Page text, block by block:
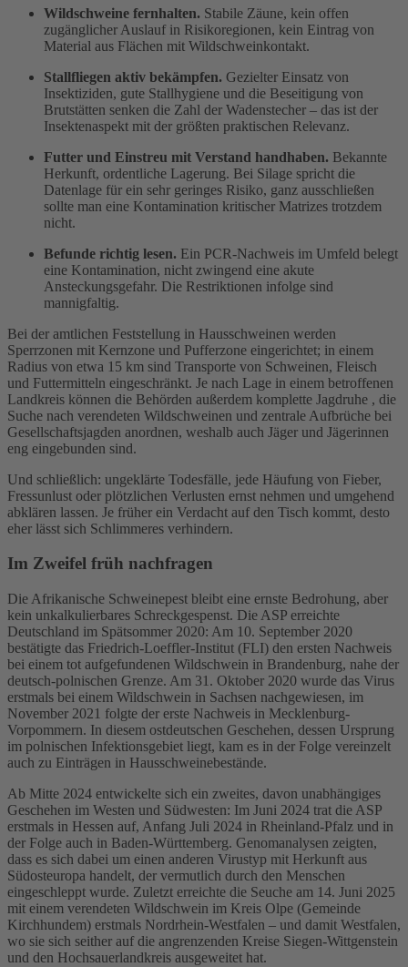
Wildschweine fernhalten. Stabile Zäune, kein offen
zugänglicher Auslauf in Risikoregionen, kein Eintrag von
Material aus Flächen mit Wildschweinkontakt.
Stallfliegen aktiv bekämpfen. Gezielter Einsatz von
Insektiziden, gute Stallhygiene und die Beseitigung von
Brutstätten senken die Zahl der Wadenstecher – das ist der
Insektenaspekt mit der größten praktischen Relevanz.
Futter und Einstreu mit Verstand handhaben. Bekannte
Herkunft, ordentliche Lagerung. Bei Silage spricht die
Datenlage für ein sehr geringes Risiko, ganz ausschließen
sollte man eine Kontamination kritischer Matrizes trotzdem
nicht.
Befunde richtig lesen. Ein PCR-Nachweis im Umfeld belegt
eine Kontamination, nicht zwingend eine akute
Ansteckungsgefahr. Die Restriktionen infolge sind
mannigfaltig.
Bei der amtlichen Feststellung in Hausschweinen werden
Sperrzonen mit Kernzone und Pufferzone eingerichtet; in einem
Radius von etwa 15 km sind Transporte von Schweinen, Fleisch
und Futtermitteln eingeschränkt. Je nach Lage in einem betroffenen
Landkreis können die Behörden außerdem komplette Jagdruhe , die
Suche nach verendeten Wildschweinen und zentrale Aufbrüche bei
Gesellschaftsjagden anordnen, weshalb auch Jäger und Jägerinnen
eng eingebunden sind.
Und schließlich: ungeklärte Todesfälle, jede Häufung von Fieber,
Fressunlust oder plötzlichen Verlusten ernst nehmen und umgehend
abklären lassen. Je früher ein Verdacht auf den Tisch kommt, desto
eher lässt sich Schlimmeres verhindern.
Im Zweifel früh nachfragen
Die Afrikanische Schweinepest bleibt eine ernste Bedrohung, aber
kein unkalkulierbares Schreckgespenst. Die ASP erreichte
Deutschland im Spätsommer 2020: Am 10. September 2020
bestätigte das Friedrich-Loeffler-Institut (FLI) den ersten Nachweis
bei einem tot aufgefundenen Wildschwein in Brandenburg, nahe der
deutsch-polnischen Grenze. Am 31. Oktober 2020 wurde das Virus
erstmals bei einem Wildschwein in Sachsen nachgewiesen, im
November 2021 folgte der erste Nachweis in Mecklenburg-
Vorpommern. In diesem ostdeutschen Geschehen, dessen Ursprung
im polnischen Infektionsgebiet liegt, kam es in der Folge vereinzelt
auch zu Einträgen in Hausschweinebestände.
Ab Mitte 2024 entwickelte sich ein zweites, davon unabhängiges
Geschehen im Westen und Südwesten: Im Juni 2024 trat die ASP
erstmals in Hessen auf, Anfang Juli 2024 in Rheinland-Pfalz und in
der Folge auch in Baden-Württemberg. Genomanalysen zeigten,
dass es sich dabei um einen anderen Virustyp mit Herkunft aus
Südosteuropa handelt, der vermutlich durch den Menschen
eingeschleppt wurde. Zuletzt erreichte die Seuche am 14. Juni 2025
mit einem verendeten Wildschwein im Kreis Olpe (Gemeinde
Kirchhundem) erstmals Nordrhein-Westfalen – und damit Westfalen,
wo sie sich seither auf die angrenzenden Kreise Siegen-Wittgenstein
und den Hochsauerlandkreis ausgeweitet hat.